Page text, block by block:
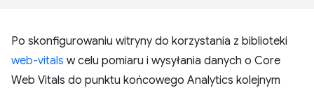
Po skonfigurowaniu witryny do korzystania z biblioteki
web-vitals w celu pomiaru i wysyłania danych o Core
Web Vitals do punktu końcowego Analytics kolejnym